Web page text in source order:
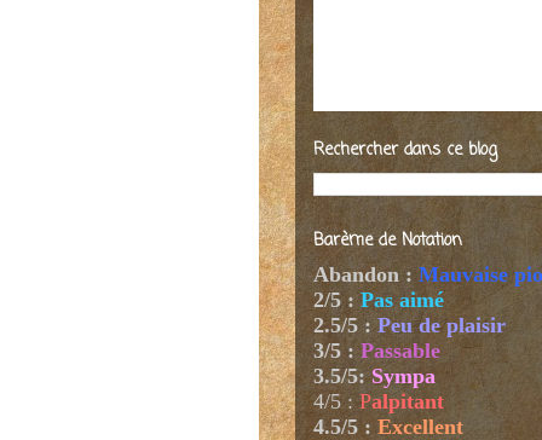
Rechercher dans ce blog
Barème de Notation
Abandon : Mauvaise
2/5 : Pas aimé
2.5/5 : Peu de plaisir
3/5 : Passable
3.5/5: Sympa
4/5 : Palpitant
4.5/5 : Excellent